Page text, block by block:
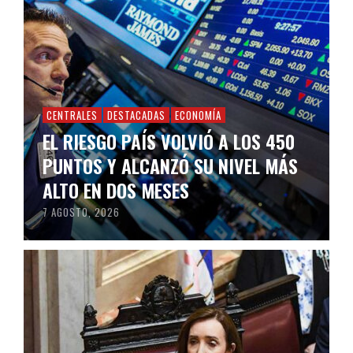
CENTRALES DESTACADAS ECONOMÍA
EL RIESGO PAÍS VOLVIÓ A LOS 450
PUNTOS Y ALCANZÓ SU NIVEL MÁS
ALTO EN DOS MESES
7 AGOSTO, 2026